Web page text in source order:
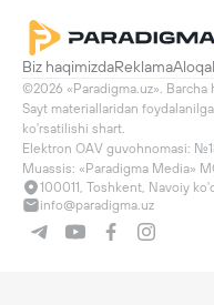
Biz haqimizdaReklamaAloqa
©2026 «Paradigma.uz». Barcha
Sayt materiallaridan
ko'rsatilishi shart.
Elektron OAV guvohnomasi:
Muassis: «Paradigma Media»
100011, Toshkent, Navoiy
info@paradigma.uz